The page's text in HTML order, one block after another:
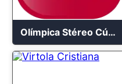
Olímpica Stéreo Cúcuta